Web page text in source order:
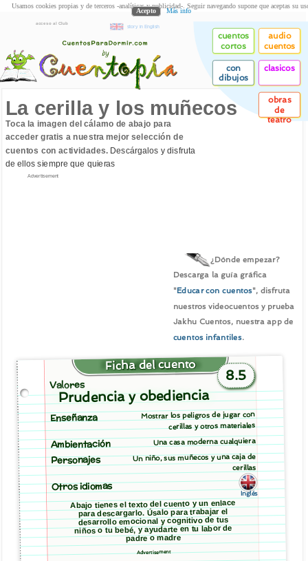
acceso al Club
story in English
cuentos
cortos
audio
cuentos
con
dibujos
clasicos
obras
de
teatro
La cerilla y los muñecos
Toca la imagen del cálamo de abajo para
acceder gratis a nuestra mejor selección de
cuentos con actividades.Descárgalos y disfruta
de ellos siempre que quieras
Advertisement
¿Dónde empezar?
Descarga la guía gráfica
"Educar con cuentos", disfruta
nuestros videocuentos y prueba
Jakhu Cuentos, nuestra app de
cuentos infantiles.
Ficha del cuento
8.5
Valores
Prudencia y obediencia
Enseñanza Mostrar los peligros de jugar con
cerillas y otros materiales
Ambientación Una casa moderna cualquiera
Personajes Un niño, sus muñecos y una caja de
cerillas
Otros idiomas
Inglés
Abajo tienes el texto del cuento y un enlace
para descargarlo. Úsalo para trabajar el
desarrollo emocional y cognitivo de tus
niños o tu bebé, y ayudarte en tu labor de
padre o madre
Advertisement
Usamos cookies propias y de terceros -analíticas y publicidad-. Seguir navegando supone que aceptas su
Acepto Más info